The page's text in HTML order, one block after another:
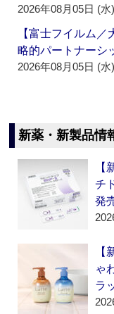
2026年08月05日 (水)
【富士フイルム
略的パートナーシ
2026年08月05日 (水)
新薬・新製品情
チ
発
ゃ
ラ